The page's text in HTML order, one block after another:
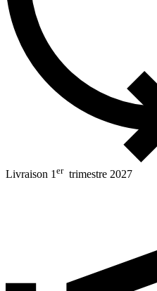
Livraison 1 ertrimestre 2027